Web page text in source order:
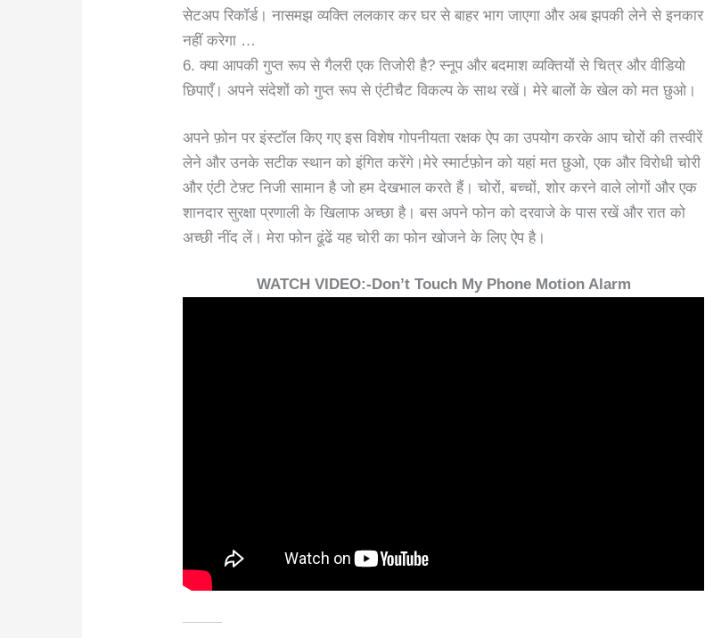
सेटअप रिकॉर्ड। नासमझ व्यक्ति ललकार कर घर से बाहर भाग जाएगा और अब झपकी लेने से इनकार
नहीं करेगा …
6. क्या आपकी गुप्त रूप से गैलरी एक तिजोरी है? स्नूप और बदमाश व्यक्तियों से चित्र और वीडियो
छिपाएँ। अपने संदेशों को गुप्त रूप से एंटीचैट विकल्प के साथ रखें। मेरे बालों के खेल को मत छुओ।
अपने फ़ोन पर इंस्टॉल किए गए इस विशेष गोपनीयता रक्षक ऐप का उपयोग करके आप चोरों की तस्वीरें
लेने और उनके सटीक स्थान को इंगित करेंगे।मेरे स्मार्टफ़ोन को यहां मत छुओ, एक और विरोधी चोरी
और एंटी टेफ़्ट निजी सामान है जो हम देखभाल करते हैं। चोरों, बच्चों, शोर करने वाले लोगों और एक
शानदार सुरक्षा प्रणाली के खिलाफ अच्छा है। बस अपने फोन को दरवाजे के पास रखें और रात को
अच्छी नींद लें। मेरा फोन ढूंढें यह चोरी का फोन खोजने के लिए ऐप है।
WATCH VIDEO:-Don’t Touch My Phone Motion Alarm